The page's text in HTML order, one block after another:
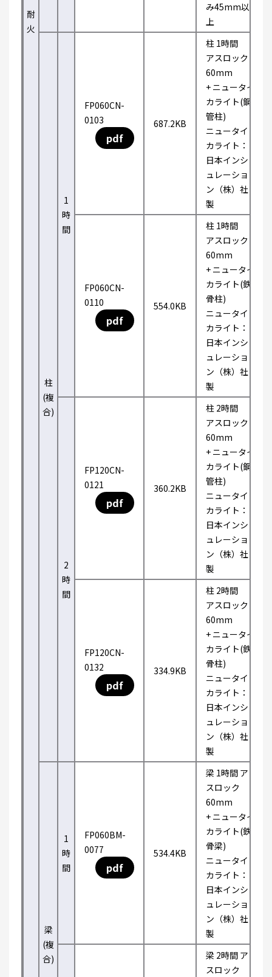
耐
火
み45mm以
上
柱
(複
合)
1
時
間
FP060CN-
0103
pdf
687.2KB
柱 1時間
アスロック
60mm
+ ニュータイ
カライト(鋼
管柱)
ニュータイ
カライト：
日本インシ
ュレーショ
ン（株）社
製
FP060CN-
0110
pdf
554.0KB
柱 1時間
アスロック
60mm
+ ニュータイ
カライト(鉄
骨柱)
ニュータイ
カライト：
日本インシ
ュレーショ
ン（株）社
製
2
時
間
FP120CN-
0121
pdf
360.2KB
柱 2時間
アスロック
60mm
+ ニュータイ
カライト(鋼
管柱)
ニュータイ
カライト：
日本インシ
ュレーショ
ン（株）社
製
FP120CN-
0132
pdf
334.9KB
柱 2時間
アスロック
60mm
+ ニュータイ
カライト(鉄
骨柱)
ニュータイ
カライト：
日本インシ
ュレーショ
ン（株）社
製
梁
(複
合)
1
時
間
FP060BM-
0077
pdf
534.4KB
梁 1時間 ア
スロック
60mm
+ ニュータイ
カライト(鉄
骨梁)
ニュータイ
カライト：
日本インシ
ュレーショ
ン（株）社
製
梁 2時間 ア
スロック